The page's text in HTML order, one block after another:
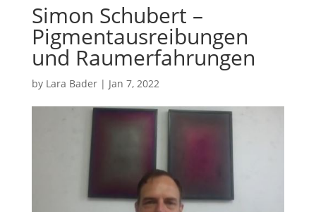
Simon Schubert –
Pigmentausreibungen
und Raumerfahrungen
by Lara Bader| Jan 7, 2022